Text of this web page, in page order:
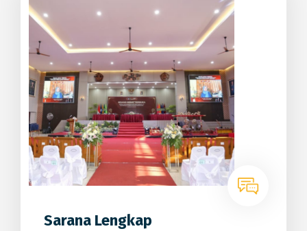
Sarana Lengkap